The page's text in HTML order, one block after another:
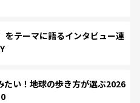
をテーマに語るインタビュー連
たい！地球の歩き方が選ぶ2026